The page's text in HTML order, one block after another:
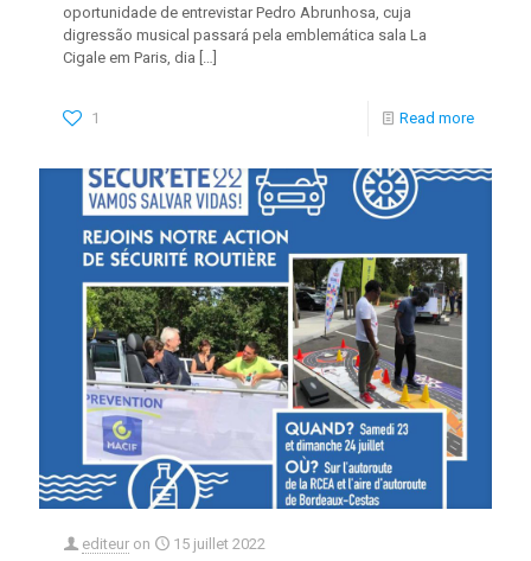
oportunidade de entrevistar Pedro Abrunhosa, cuja
digressão musical passará pela emblemática sala La
Cigale em Paris, dia […]
1 Read more
editeur on 15 juillet 2022